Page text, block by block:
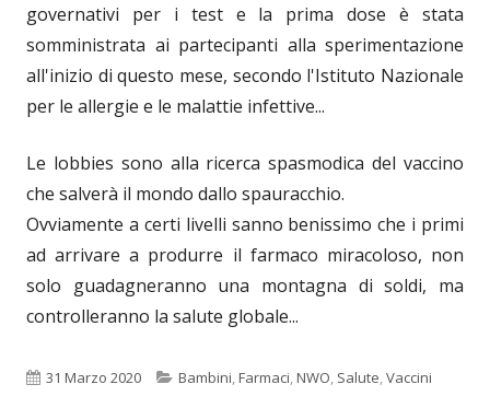
governativi per i test e la prima dose è stata
somministrata ai partecipanti alla sperimentazione
all'inizio di questo mese, secondo l'Istituto Nazionale
per le allergie e le malattie infettive...
Le lobbies sono alla ricerca spasmodica del vaccino
che salverà il mondo dallo spauracchio.
Ovviamente a certi livelli sanno benissimo che i primi
ad arrivare a produrre il farmaco miracoloso, non
solo guadagneranno una montagna di soldi, ma
controlleranno la salute globale...
Pubblicato
31 Marzo 2020 Categorie
Bambini,Farmaci,NWO, Salute,Vaccini